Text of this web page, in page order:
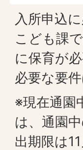
入所申込
こども課
に保育が
必要な要
※現在通園
は、通園
出期限は